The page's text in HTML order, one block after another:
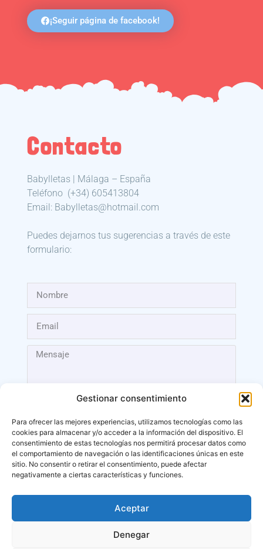
Gestionar consentimiento
Para ofrecer las mejores experiencias, utilizamos tecnologías como las
cookies para almacenar y/o acceder a la información del dispositivo. El
consentimiento de estas tecnologías nos permitirá procesar datos como
el comportamiento de navegación o las identificaciones únicas en este
sitio. No consentir o retirar el consentimiento, puede afectar
negativamente a ciertas características y funciones.
Aceptar
Denegar
¡Seguir página de facebook!
Contacto
Babylletas | Málaga – España
Teléfono (+34) 605413804
Email: Babylletas@hotmail.com
Puedes dejarnos tus sugerencias a través de este
formulario:
Enviar
Málaga